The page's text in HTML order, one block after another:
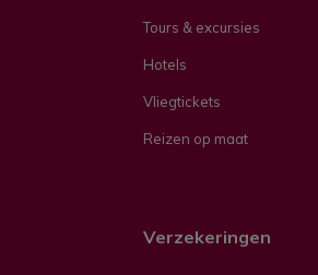
Tours & excursies
Hotels
Vliegtickets
Reizen op maat
Verzekeringen